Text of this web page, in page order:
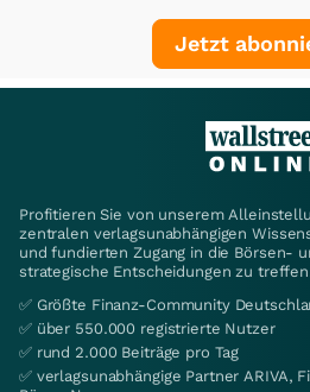
Jetzt
Profitieren Sie von unserem
zentralen verlagsunabhängigen
und fundierten Zugang in die Börsen-
strategische Entscheidungen zu
✅ Größte Finanz-Community
✅ über 550.000 registrierte Nutzer
✅ rund 2.000 Beiträge pro Tag
✅ verlagsunabhängige Partner ARIVA,